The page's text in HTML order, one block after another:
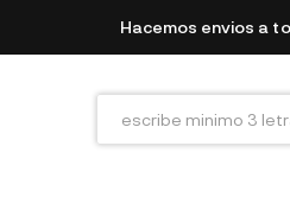
Hacemos envios a